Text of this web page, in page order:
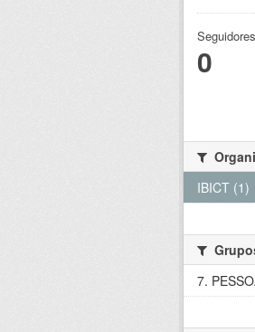
Seguidores
0
IBICT (1)
7.